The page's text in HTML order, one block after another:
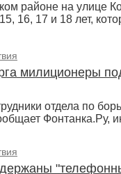
районе на улице
16, 17 и 18 лет,
милиционеры
отдела по
Фонтанка.Ру,